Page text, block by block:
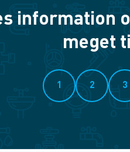
information
meget
1 2 3